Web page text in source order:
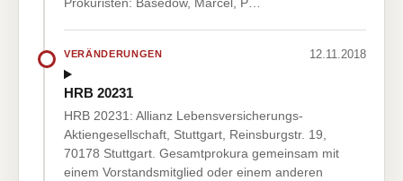
VERÄNDERUNGEN 12.11.2018
HRB 20231
HRB 20231: Allianz Lebensversicherungs-
Aktiengesellschaft, Stuttgart, Reinsburgstr. 19,
70178 Stuttgart. Gesamtprokura gemeinsam mit
einem Vorstandsmitglied oder einem anderen